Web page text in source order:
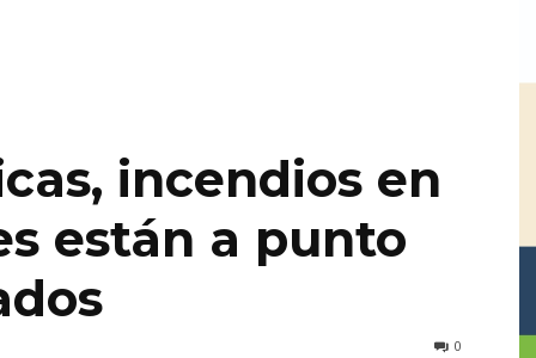
incendios en
están a punto
0